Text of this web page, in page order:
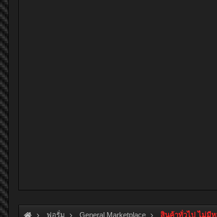
ฟอรั่ม General Marketplace สินค้าทั่วไป ไม่มี